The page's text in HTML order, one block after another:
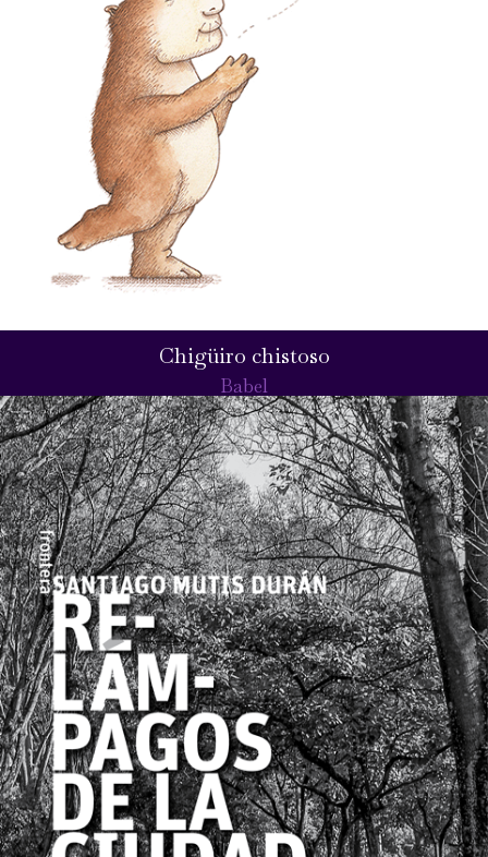
Chigüiro chistoso
Babel